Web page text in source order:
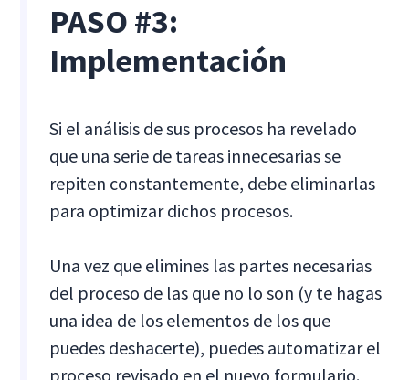
PASO #3:
Implementación
Si el análisis de sus procesos ha revelado
que una serie de tareas innecesarias se
repiten constantemente, debe eliminarlas
para optimizar dichos procesos.
Una vez que elimines las partes necesarias
del proceso de las que no lo son (y te hagas
una idea de los elementos de los que
puedes deshacerte), puedes automatizar el
proceso revisado en el nuevo formulario.